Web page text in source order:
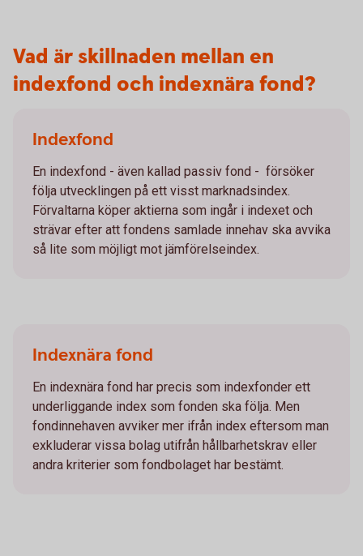
Vad är skillnaden mellan en
indexfond och indexnära fond?
Indexfond
En indexfond - även kallad passiv fond - försöker
följa utvecklingen på ett visst marknadsindex.
Förvaltarna köper aktierna som ingår i indexet och
strävar efter att fondens samlade innehav ska avvika
så lite som möjligt mot jämförelseindex.
Indexnära fond
En indexnära fond har precis som indexfonder ett
underliggande index som fonden ska följa. Men
fondinnehaven avviker mer ifrån index eftersom man
exkluderar vissa bolag utifrån hållbarhetskrav eller
andra kriterier som fondbolaget har bestämt.